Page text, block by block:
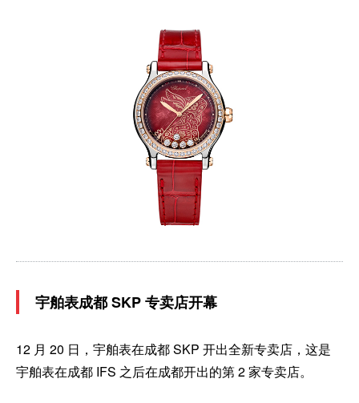
宇舶表成都 SKP 专卖店开幕
12 月 20 日，宇舶表在成都 SKP 开出全新专卖店，这是
宇舶表在成都 IFS 之后在成都开出的第 2 家专卖店。